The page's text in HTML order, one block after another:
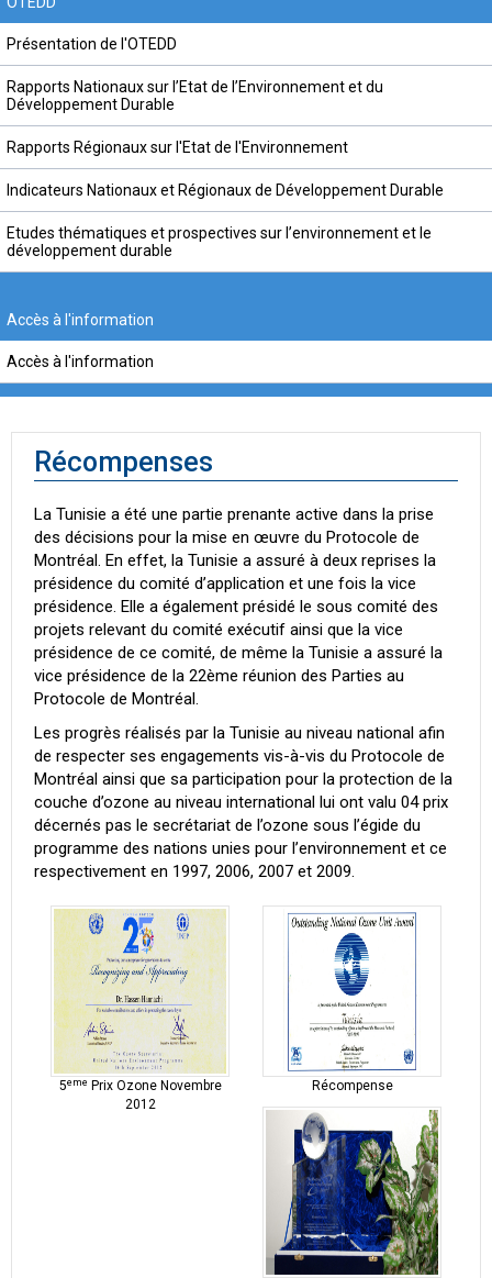
Présentation de l'OTEDD
Rapports Nationaux sur l’Etat de l’Environnement et du
Développement Durable
Rapports Régionaux sur l'Etat de l'Environnement
Indicateurs Nationaux et Régionaux de Développement Durable
Etudes thématiques et prospectives sur l’environnement et le
développement durable
Accès à l'information
Accès à l'information
Récompenses
La Tunisie a été une partie prenante active dans la prise
des décisions pour la mise en œuvre du Protocole de
Montréal. En effet, la Tunisie a assuré à deux reprises la
présidence du comité d’application et une fois la vice
présidence. Elle a également présidé le sous comité des
projets relevant du comité exécutif ainsi que la vice
présidence de ce comité, de même la Tunisie a assuré la
vice présidence de la 22ème réunion des Parties au
Protocole de Montréal.
Les progrès réalisés par la Tunisie au niveau national afin
de respecter ses engagements vis-à-vis du Protocole de
Montréal ainsi que sa participation pour la protection de la
couche d’ozone au niveau international lui ont valu 04 prix
décernés pas le secrétariat de l’ozone sous l’égide du
programme des nations unies pour l’environnement et ce
respectivement en 1997, 2006, 2007 et 2009.
5eme Prix Ozone Novembre
2012
Récompense